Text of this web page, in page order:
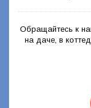
Обращайтесь к
на даче, в